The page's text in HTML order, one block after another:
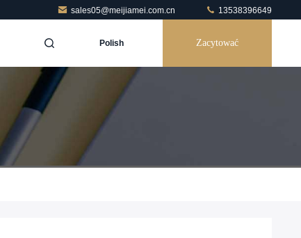
sales05@meijiamei.com.cn 13538396649
Polish Zacytować